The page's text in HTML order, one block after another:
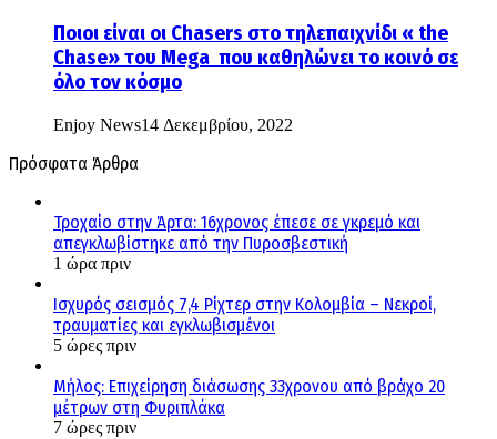
Ποιοι είναι οι Chasers στο τηλεπαιχνίδι « the
Chase» του Mega που καθηλώνει το κοινό σε
όλο τον κόσμο
Enjoy News14 Δεκεμβρίου, 2022
Πρόσφατα Άρθρα
Τροχαίο στην Άρτα: 16χρονος έπεσε σε γκρεμό και
απεγκλωβίστηκε από την Πυροσβεστική
1 ώρα πριν
Ισχυρός σεισμός 7,4 Ρίχτερ στην Κολομβία – Νεκροί,
τραυματίες και εγκλωβισμένοι
5 ώρες πριν
Μήλος: Επιχείρηση διάσωσης 33χρονου από βράχο 20
μέτρων στη Φυριπλάκα
7 ώρες πριν